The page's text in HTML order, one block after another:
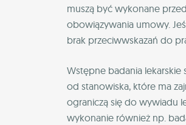
muszą być wykonane
obowiązywania umowy.
brak przeciwwskazań do
Wstępne badania lekarskie
od stanowiska, które ma
ograniczą się do wywiadu
wykonanie również np.